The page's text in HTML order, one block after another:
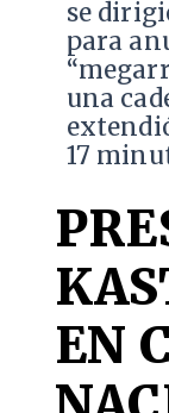
se
para
una
17
EN